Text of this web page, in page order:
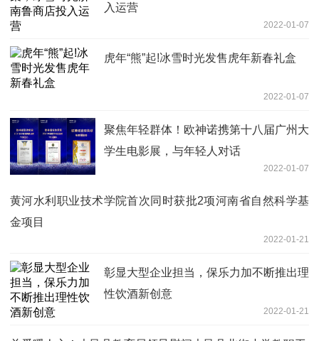
入运营
2022-01-07
虎年“熊”起!冰雪时光发售虎年新春礼盒
2022-01-07
聚焦年轻群体！欧神诺携第十八届广州大
学生电影展，与年轻人对话
2022-01-07
黄河水利职业技术学院首次同时获批2项河南省自然科学基
金项目
2022-01-21
彰显大型企业担当，保乐力加不断推出理
性饮酒新创意
2022-01-21